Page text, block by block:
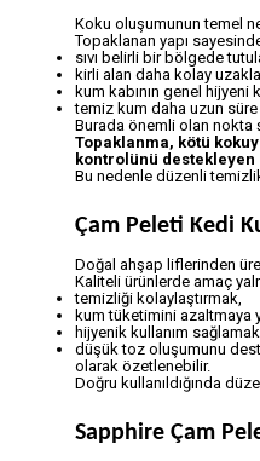
Koku oluşumunun temel
Topaklanan yapı
sıvı belirli bir bölgede
kirli alan daha kolay
kum kabının genel hijyeni
temiz kum daha uzun süre
Burada önemli olan nokta
Topaklanma, kötü
kontrolünü
Bu nedenle düzenli
Çam Peleti Kedi
Doğal ahşap liflerinden
Kaliteli ürünlerde amaç
temizliği kolaylaştırmak,
kum tüketimini azaltmaya
hijyenik kullanım
düşük toz oluşumunu
olarak özetlenebilir.
Doğru kullanıldığında
Sapphire Çam